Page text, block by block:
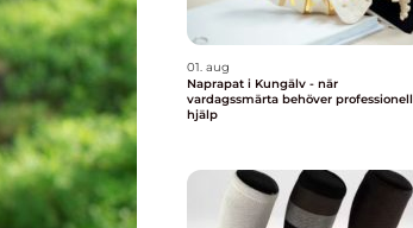
01. aug
Naprapat i Kungälv - när
vardagssmärta behöver professionell
hjälp